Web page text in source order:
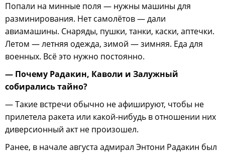
Попали на минные поля — нужны машины для
разминирования. Нет самолётов — дали
авиамашины. Снаряды, пушки, танки, каски, аптечки.
Летом — летняя одежда, зимой — зимняя. Еда для
военных. Всё это нужно постоянно.
— Почему Радакин, Каволи и Залужный
собирались тайно?
— Такие встречи обычно не афишируют, чтобы не
прилетела ракета или какой-нибудь в отношении них
диверсионный акт не произошел.
Ранее, в начале августа адмирал Энтони Радакин был